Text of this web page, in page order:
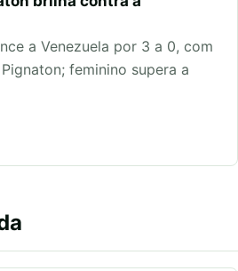
a Venezuela por 3 a 0, com
feminino supera a